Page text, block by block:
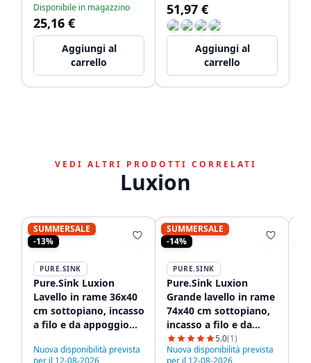
Disponibile in magazzino
25,16 €
Aggiungi al
carrello
51,97 €
Aggiungi al
carrello
VEDI ALTRI PRODOTTI CORRELATI
Luxion
SUMMERSALE
-13%
PURE.SINK
Pure.Sink Luxion
Lavello in rame 36x40
cm sottopiano, incasso
a filo e da appoggio
Nuova disponibilità prevista
per il 12-08-2026
SUMMERSALE
-14%
PURE.SINK
Pure.Sink Luxion
Grande lavello in rame
74x40 cm sottopiano,
incasso a filo e da
appoggio PLX7440-62
5.0(1)
Nuova disponibilità prevista
per il 12-08-2026